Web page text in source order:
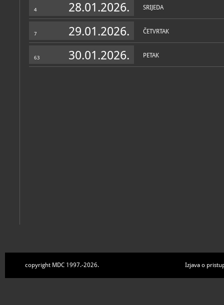
4 28.01.2026. SRIJEDA
7 29.01.2026. ČETVRTAK
63 30.01.2026. PETAK
copyright MDC 1997.-2026. Izjava o